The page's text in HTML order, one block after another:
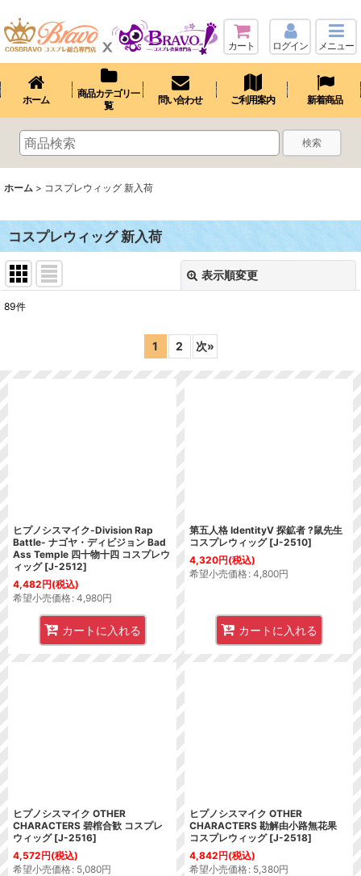
カート ログイン メニュー
ホーム
商品カテゴリ一
覧
問い合わせ ご利用案内 新着商品
検索
ホーム > コスプレウィッグ 新入荷
コスプレウィッグ 新入荷
表示順変更
89件
1 2 次»
ヒプノシスマイク-Division Rap
Battle- ナゴヤ・ディビジョン Bad
Ass Temple 四十物十四 コスプレウ
ィッグ [J-2512]
4,482円(税込)
希望小売価格: 4,980円
カートに入れる
第五人格 IdentityV 探鉱者 ?鼠先生
コスプレウィッグ [J-2510]
4,320円(税込)
希望小売価格: 4,800円
カートに入れる
ヒプノシスマイク OTHER
CHARACTERS 碧棺合歓 コスプレ
ウィッグ [J-2516]
4,572円(税込)
希望小売価格: 5,080円
ヒプノシスマイク OTHER
CHARACTERS 勘解由小路無花果
コスプレウィッグ [J-2518]
4,842円(税込)
希望小売価格: 5,380円